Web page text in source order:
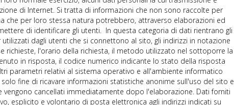
di Internet. Si tratta di informazioni che non sono raccolte per
che per loro stessa natura potrebbero, attraverso elaborazioni ed
di identificare gli utenti. In questa categoria di dati rientrano gli
dagli utenti che si connettono al sito, gli indirizzi in notazione
richieste, l'orario della richiesta, il metodo utilizzato nel sottoporre la
in risposta, il codice numerico indicante lo stato della risposta
parametri relativi al sistema operativo e all'ambiente informatico
fine di ricavare informazioni statistiche anonime sull'uso del sito e
cancellati immediatamente dopo l'elaborazione. Dati forniti
esplicito e volontario di posta elettronica agli indirizzi indicati su